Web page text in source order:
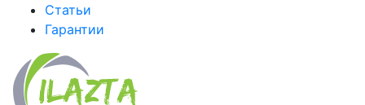
Статьи
Гарантии